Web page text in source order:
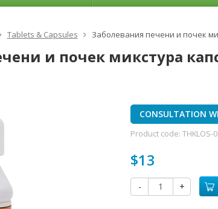
Tablets & Capsules Заболевания печени и почек
и почек микстура
CONSULTATION
Product code:THKLOS-
$13
- +